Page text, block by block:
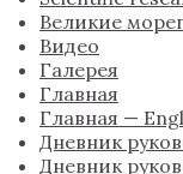
Великие
Видео
Галерея
Главная
Главная —
Дневник
Дневник